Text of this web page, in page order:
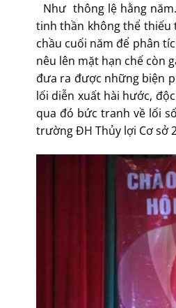
Như thông lệ hằng
tinh thần không thể thiếu
chầu cuối năm để phân
nêu lên mặt hạn chế còn
đưa ra được những biện
lối diễn xuất hài hước,
qua đó bức tranh về lối
trường ĐH Thủy lợi Cơ sở